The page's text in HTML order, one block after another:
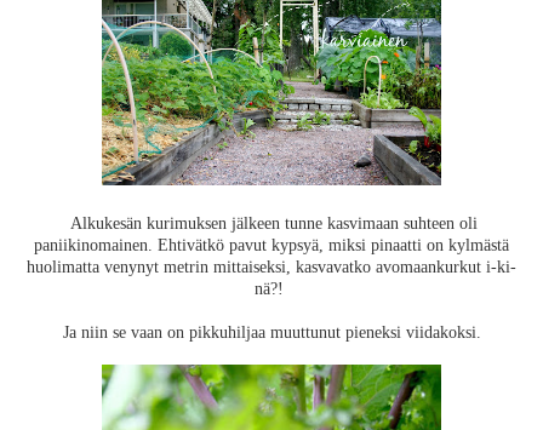
Alkukesän kurimuksen jälkeen tunne kasvimaan suhteen oli
paniikinomainen. Ehtivätkö pavut kypsyä, miksi pinaatti on kylmästä
huolimatta venynyt metrin mittaiseksi, kasvavatko avomaankurkut i-ki-
nä?!
Ja niin se vaan on pikkuhiljaa muuttunut pieneksi viidakoksi.